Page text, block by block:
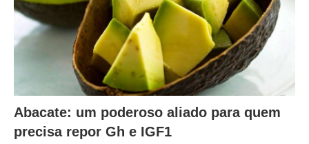
Abacate: um poderoso aliado para quem
precisa repor Gh e IGF1